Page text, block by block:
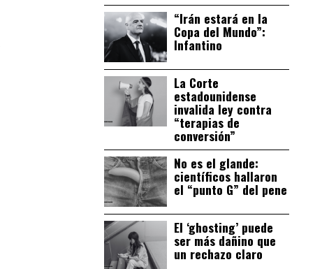
“Irán estará en la
Copa del Mundo”:
Infantino
La Corte
estadounidense
invalida ley contra
“terapias de
conversión”
No es el glande:
científicos hallaron
el “punto G” del pene
El ‘ghosting’ puede
ser más dañino que
un rechazo claro